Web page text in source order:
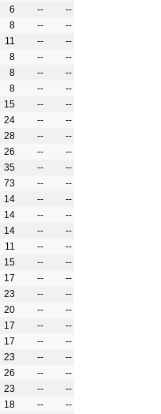
6 --
--
8 --
--
11 --
--
8 --
--
8 --
--
8 --
--
15 --
--
24 --
--
28 --
--
26 --
--
35 --
--
73 --
--
14 --
--
14 --
--
14 --
--
11 --
--
15 --
--
17 --
--
23 --
--
20 --
--
17 --
--
17 --
--
23 --
--
26 --
--
23 --
--
18 --
--